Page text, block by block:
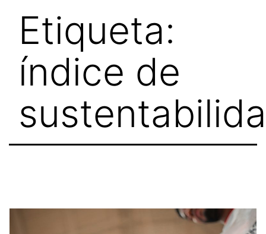
Etiqueta:
índice de